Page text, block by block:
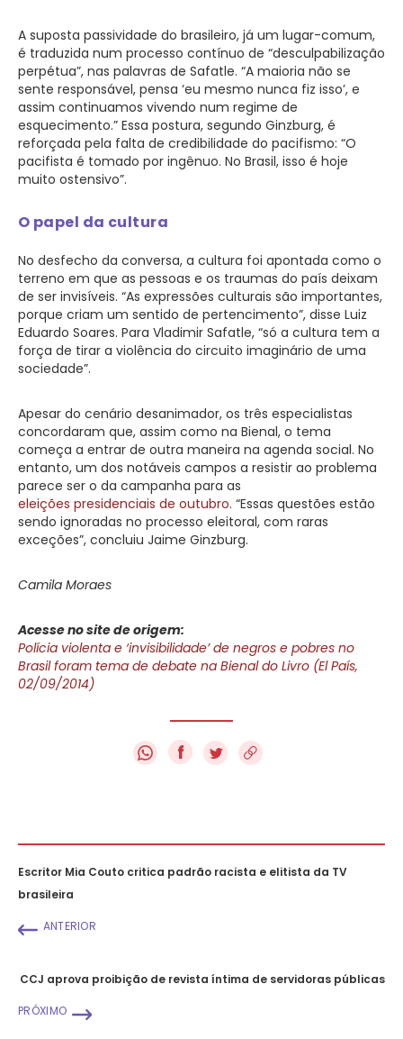
A suposta passividade do brasileiro, já um lugar-comum,
é traduzida num processo contínuo de “desculpabilização
perpétua”, nas palavras de Safatle. “A maioria não se
sente responsável, pensa ‘eu mesmo nunca fiz isso’, e
assim continuamos vivendo num regime de
esquecimento.” Essa postura, segundo Ginzburg, é
reforçada pela falta de credibilidade do pacifismo: “O
pacifista é tomado por ingênuo. No Brasil, isso é hoje
muito ostensivo”.
O papel da cultura
No desfecho da conversa, a cultura foi apontada como o
terreno em que as pessoas e os traumas do país deixam
de ser invisíveis. “As expressões culturais são importantes,
porque criam um sentido de pertencimento”, disse Luiz
Eduardo Soares. Para Vladimir Safatle, “só a cultura tem a
força de tirar a violência do circuito imaginário de uma
sociedade”.
Apesar do cenário desanimador, os três especialistas
concordaram que, assim como na Bienal, o tema
começa a entrar de outra maneira na agenda social. No
entanto, um dos notáveis campos a resistir ao problema
parece ser o da campanha para as
eleições presidenciais de outubro. “Essas questões estão
sendo ignoradas no processo eleitoral, com raras
exceções”, concluiu Jaime Ginzburg.
Camila Moraes
Acesse no site de origem:
Polícia violenta e ‘invisibilidade’ de negros e pobres no
Brasil foram tema de debate na Bienal do Livro (El País,
02/09/2014)
f
Escritor Mia Couto critica padrão racista e elitista da TV
brasileira
ANTERIOR
CCJ aprova proibição de revista íntima de servidoras públicas
PRÓXIMO